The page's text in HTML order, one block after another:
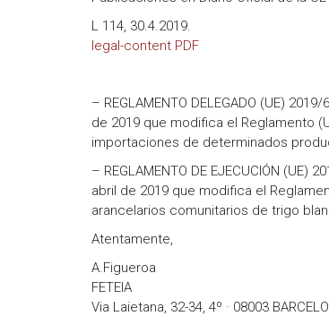
L 114, 30.4.2019.
legal-content PDF
– REGLAMENTO DELEGADO (UE)
de 2019 que modifica el Reglamento
importaciones de determinados
– REGLAMENTO DE EJECUCIÓN (UE)
abril de 2019 que modifica el
arancelarios comunitarios de trigo
Atentamente,
A.Figueroa
FETEIA
Via Laietana, 32-34, 4º · 08003